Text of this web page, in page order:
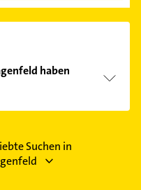
haben
Öffnungszeiten.
Suchen in